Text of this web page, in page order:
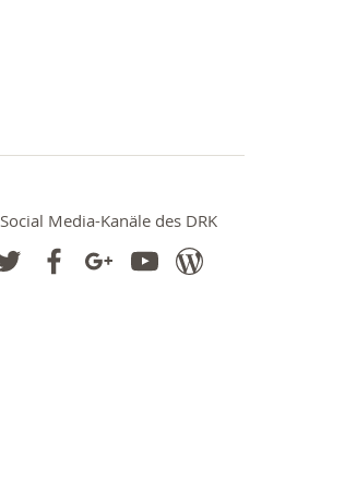
Social Media-Kanäle des DRK